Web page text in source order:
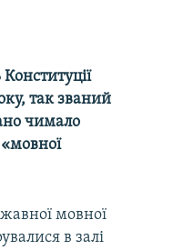
так званий
чимало
мовної
в залі